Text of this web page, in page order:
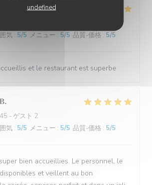
undefined
気 : 5/5 メニュー : 5/5 品質-価格 : 5/5
et le restaurant est superbe
B
- ゲスト 2
気 : 5/5 メニュー : 5/5 品質-価格 : 5/5
bien accueillies. Le personnel, le
et veillent au bon